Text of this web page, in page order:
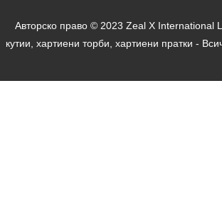
Авторско право © 2023 Zeal X International
кутии, хартиени торби, хартиени пратки -